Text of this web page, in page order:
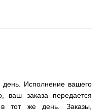
Исполнение вашего
ваш заказа передается
тот же день. Заказы,